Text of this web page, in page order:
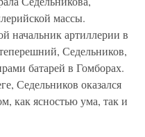
массы.
начальник артиллерии в
Седельников,
батарей в Гомборах.
Седельников оказался
как ясностью ума, так и